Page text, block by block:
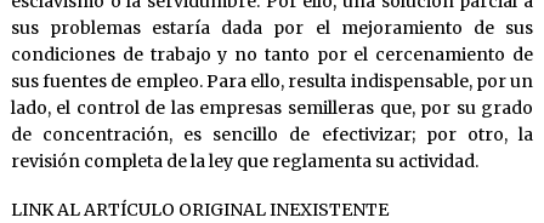
sus problemas estaría dada por el mejoramiento de sus
condiciones de trabajo y no tanto por el cercenamiento de
sus fuentes de empleo. Para ello, resulta indispensable, por un
lado, el control de las empresas semilleras que, por su grado
de concentración, es sencillo de efectivizar; por otro, la
revisión completa de la ley que reglamenta su actividad.
LINK AL ARTÍCULO ORIGINAL INEXISTENTE